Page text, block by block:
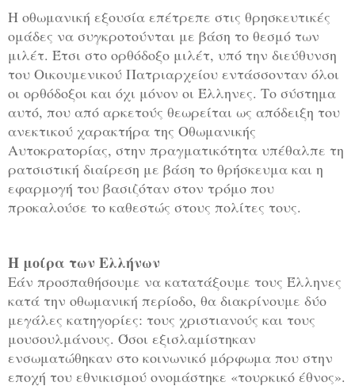
Η οθωμανική εξουσία επέτρεπε στις θρησκευτικές
ομάδες να συγκροτούνται με βάση το θεσμό των
μιλέτ. Έτσι στο ορθόδοξο μιλέτ, υπό την διεύθυνση
του Οικουμενικού Πατριαρχείου εντάσσονταν όλοι
οι ορθόδοξοι και όχι μόνον οι Έλληνες. Το σύστημα
αυτό, που από αρκετούς θεωρείται ως απόδειξη του
ανεκτικού χαρακτήρα της Οθωμανικής
Αυτοκρατορίας, στην πραγματικότητα υπέθαλπε τη
ρατσιστική διαίρεση με βάση το θρήσκευμα και η
εφαρμογή του βασιζόταν στον τρόμο που
προκαλούσε το καθεστώς στους πολίτες τους.
Η μοίρα των Ελλήνων
Εάν προσπαθήσουμε να κατατάξουμε τους Έλληνες
κατά την οθωμανική περίοδο, θα διακρίνουμε δύο
μεγάλες κατηγορίες: τους χριστιανούς και τους
μουσουλμάνους. Όσοι εξισλαμίστηκαν
ενσωματώθηκαν στο κοινωνικό μόρφωμα που στην
εποχή του εθνικισμού ονομάστηκε «τουρκικό έθνος».